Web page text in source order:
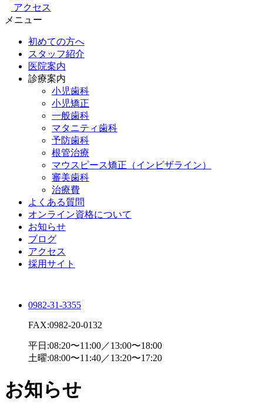
アクセス
メニュー
初めての方へ
スタッフ紹介
医院案内
診療案内
小児歯科
小児矯正
一般歯科
マタニティ歯科
予防歯科
根管治療
マウスピース矯正（インビザライン）
審美歯科
治療費
よくある質問
オンライン資格について
お知らせ
ブログ
アクセス
採用サイト
0982-31-3355
FAX:0982-20-0132
平日:08:20〜11:00／13:00〜18:00
土曜:08:00〜11:40／13:20〜17:20
お知らせ